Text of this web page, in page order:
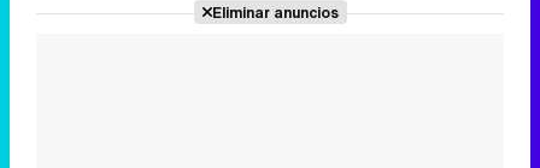
Eliminar anuncios